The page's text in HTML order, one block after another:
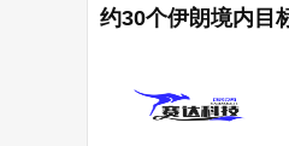
约30个伊朗境内目